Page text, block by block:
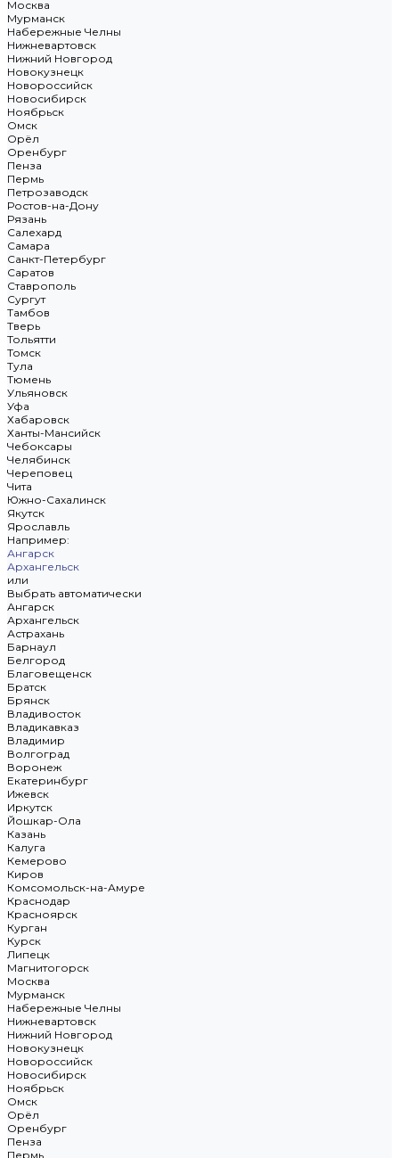
Москва
Мурманск
Набережные Челны
Нижневартовск
Нижний Новгород
Новокузнецк
Новороссийск
Новосибирск
Ноябрьск
Омск
Орёл
Оренбург
Пенза
Пермь
Петрозаводск
Ростов-на-Дону
Рязань
Салехард
Самара
Санкт-Петербург
Саратов
Ставрополь
Сургут
Тамбов
Тверь
Тольятти
Томск
Тула
Тюмень
Ульяновск
Уфа
Хабаровск
Ханты-Мансийск
Чебоксары
Челябинск
Череповец
Чита
Южно-Сахалинск
Якутск
Ярославль
Например:
Ангарск
Архангельск
или
Выбрать автоматически
Ангарск
Архангельск
Астрахань
Барнаул
Белгород
Благовещенск
Братск
Брянск
Владивосток
Владикавказ
Владимир
Волгоград
Воронеж
Екатеринбург
Ижевск
Иркутск
Йошкар-Ола
Казань
Калуга
Кемерово
Киров
Комсомольск-на-Амуре
Краснодар
Красноярск
Курган
Курск
Липецк
Магнитогорск
Москва
Мурманск
Набережные Челны
Нижневартовск
Нижний Новгород
Новокузнецк
Новороссийск
Новосибирск
Ноябрьск
Омск
Орёл
Оренбург
Пенза
Пермь